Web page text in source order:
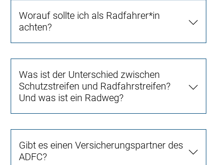
Worauf sollte ich als Radfahrer*in
achten?
Was ist der Unterschied zwischen
Schutzstreifen und Radfahrstreifen?
Und was ist ein Radweg?
Gibt es einen Versicherungspartner des
ADFC?